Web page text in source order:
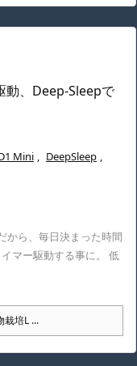
動、Deep-Sleepで
Mini , DeepSleep ,
から、毎日決まった時間
マー駆動する事に。 低
培L ...